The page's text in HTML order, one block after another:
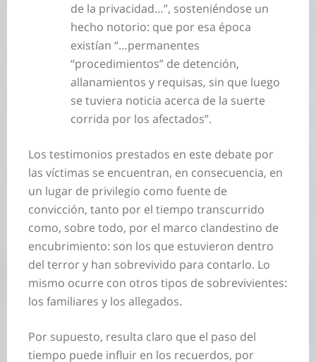
de la privacidad…”, sosteniéndose un
hecho notorio: que por esa época
existían “…permanentes
“procedimientos” de detención,
allanamientos y requisas, sin que luego
se tuviera noticia acerca de la suerte
corrida por los afectados”.
Los testimonios prestados en este debate por
las víctimas se encuentran, en consecuencia, en
un lugar de privilegio como fuente de
convicción, tanto por el tiempo transcurrido
como, sobre todo, por el marco clandestino de
encubrimiento: son los que estuvieron dentro
del terror y han sobrevivido para contarlo. Lo
mismo ocurre con otros tipos de sobrevivientes:
los familiares y los allegados.
Por supuesto, resulta claro que el paso del
tiempo puede influir en los recuerdos, por